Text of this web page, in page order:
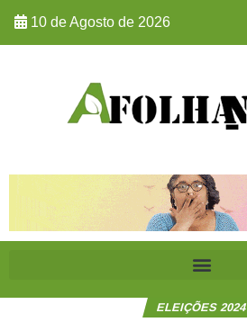
10 de Agosto de 2026
ELEIÇÕES 2024